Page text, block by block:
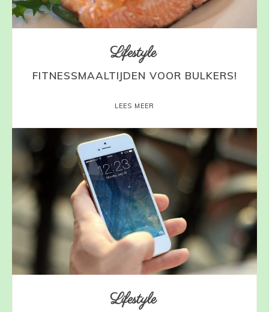
Lifestyle
FITNESSMAALTIJDEN VOOR BULKERS!
LEES MEER
Lifestyle